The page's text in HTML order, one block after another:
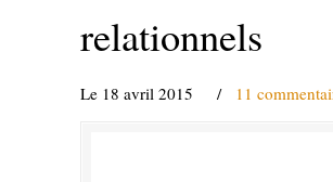
relationnels
Le 18 avril 2015 / 11